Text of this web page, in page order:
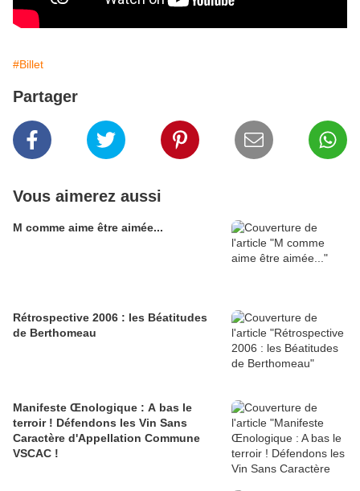
#Billet
Partager
Vous aimerez aussi
M comme aime être aimée...
Rétrospective 2006 : les Béatitudes
de Berthomeau
Manifeste Œnologique : A bas le
terroir ! Défendons les Vin Sans
Caractère d'Appellation Commune
VSCAC !